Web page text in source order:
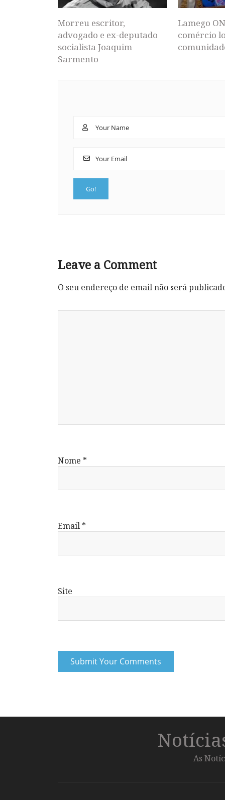
Morreu escritor,
advogado e ex-deputado
socialista Joaquim
Sarmento
Lamego
comércio
Leave a Comment
O seu endereço de email não será
Nome *
Email *
Site
As